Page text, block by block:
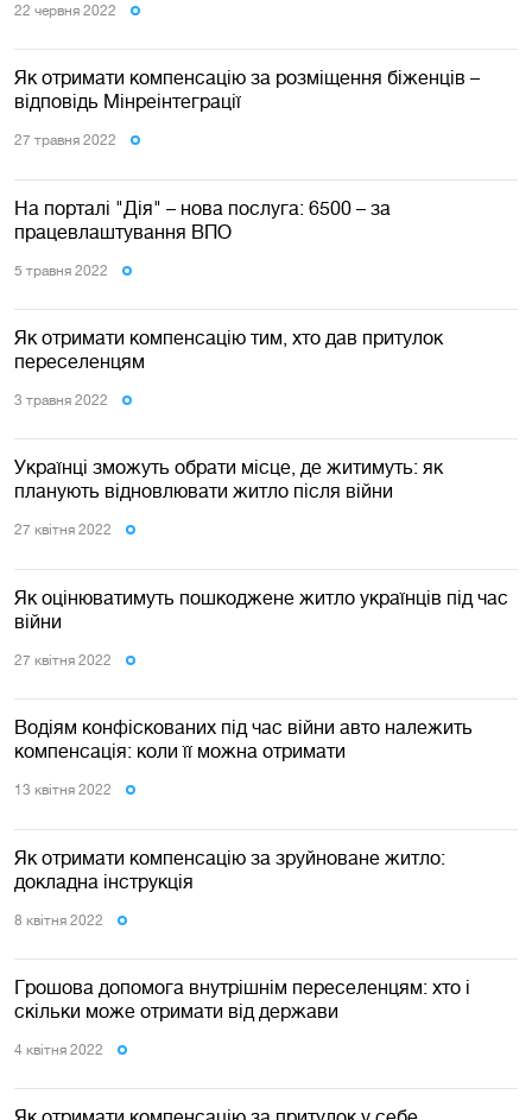
22 червня 2022
Як отримати компенсацію за розміщення біженців –
відповідь Мінреінтеграції
27 травня 2022
На порталі "Дія" – нова послуга: 6500 – за
працевлаштування ВПО
5 травня 2022
Як отримати компенсацію тим, хто дав притулок
переселенцям
3 травня 2022
Українці зможуть обрати місце, де житимуть: як
планують відновлювати житло після війни
27 квiтня 2022
Як оцінюватимуть пошкоджене житло українців під час
війни
27 квiтня 2022
Водіям конфіскованих під час війни авто належить
компенсація: коли її можна отримати
13 квiтня 2022
Як отримати компенсацію за зруйноване житло:
докладна інструкція
8 квiтня 2022
Грошова допомога внутрішнім переселенцям: хто і
скільки може отримати від держави
4 квiтня 2022